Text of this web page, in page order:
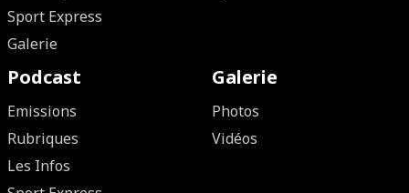
Sport Express
Galerie
Podcast
Emissions
Rubriques
Les Infos
Galerie
Photos
Vidéos